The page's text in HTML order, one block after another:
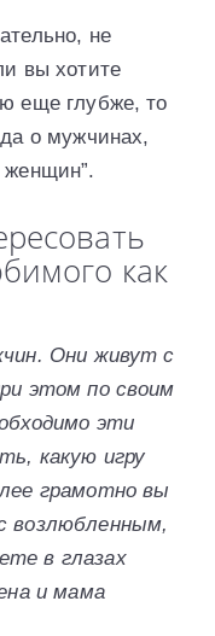
не
вы хотите
еще глубже, то
о мужчинах,
женщин”.
как
Они живут с
этом по своим
эти
какую игру
грамотно вы
возлюбленным,
в глазах
и мама